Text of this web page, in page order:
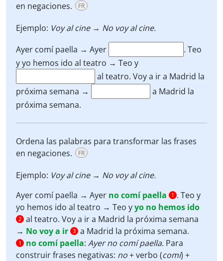
en negaciones.
FR
Ejemplo: Voy al cine → No voy al cine.
Ayer comí paella → Ayer . Teo
y yo hemos ido al teatro → Teo y
al teatro. Voy a ir a Madrid la
próxima semana →
a Madrid la
próxima semana.
Ordena las palabras para transformar las frases
en negaciones.
FR
Ejemplo: Voy al cine → No voy al cine.
Ayer comí paella → Ayer no comí paella 1 . Teo y
yo hemos ido al teatro → Teo yyo no hemos ido
2 al teatro. Voy a ir a Madrid la próxima semana
→ No voy a ir 3 a Madrid la próxima semana.
1 no comí paella: Ayer no comí paella. Para
construir frases negativas: no+ verbo (comí) +